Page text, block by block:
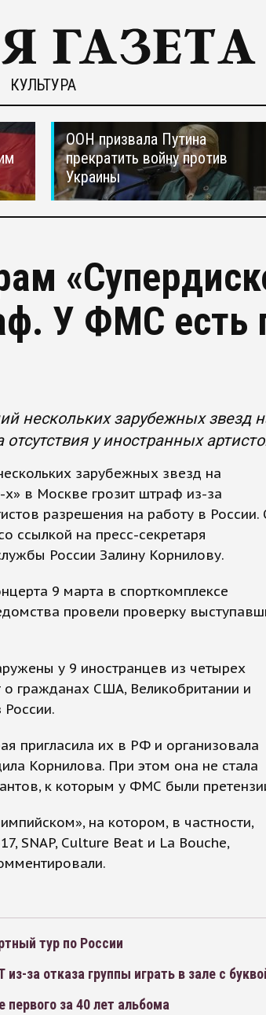
КУЛЬТУРА
ООН призвала Путина
прекратить войну против
Украины
У ФМС есть
нескольких зарубежных звезд
у иностранных
зарубежных звезд на
х» в Москве грозит штраф из-за
разрешения на работу в России.
ссылкой на пресс-секретаря
России Залину Корнилову.
9 марта в спорткомплексе
провели проверку
у 9 иностранцев из четырех
о гражданах США, Великобритании и
России.
пригласила их в РФ и организовала
Корнилова. При этом она не стала
к которым у ФМС были
на котором, в частности,
SNAP, Culture Beat и La Bouche,
тур по России
за отказа группы играть в зале с
первого за 40 лет альбома